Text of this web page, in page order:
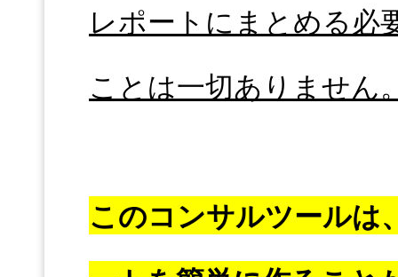
レポートにまとめる必
ことは一切ありません
このコンサルツールは